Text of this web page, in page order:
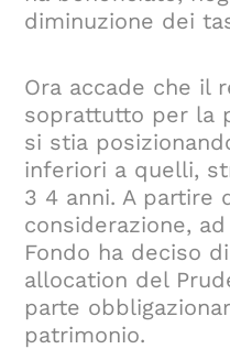
diminuzione dei
Ora accade che il
soprattutto per la
si stia
inferiori a quelli,
3 4 anni. A partire
considerazione,
Fondo ha deciso
allocation del
parte
patrimonio.